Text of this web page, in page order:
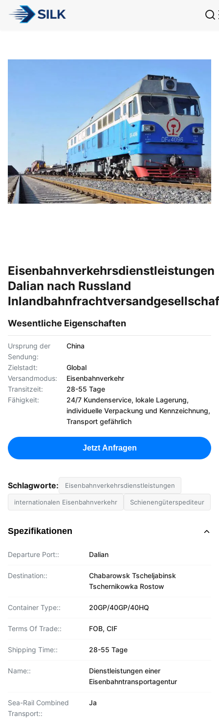
Eisenbahnverkehrsdienstleistungen
Dalian nach Russland
Wesentliche Eigenschaften
Ursprung der
Sendung:
China
Zielstadt:
Global
Versandmodus:
Eisenbahnverkehr
Transitzeit:
28-55 Tage
Fähigkeit:
24/7 Kundenservice, lokale Lagerung,
individuelle Verpackung und Kennzeichnung,
Transport gefährlich
Jetzt Anfragen
Schlagworte: Eisenbahnverkehrsdienstleistungen
internationalen Eisenbahnverkehr Schienengüterspediteur
Spezifikationen
Departure Port:: Dalian
Destination::
Chabarowsk Tscheljabinsk
Tschernikowka Rostow
Container Type:: 20GP/40GP/40HQ
Terms Of Trade:: FOB, CIF
Shipping Time:: 28-55 Tage
Name::
Dienstleistungen einer
Eisenbahntransportagentur
Sea-Rail Combined
Transport::
Ja